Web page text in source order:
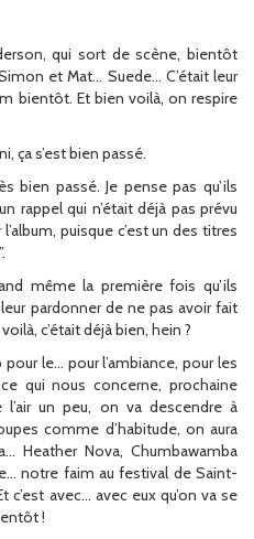
qui sort de scène, bientôt
et Mat… Suede… C’était leur
bientôt. Et bien voilà, on respire
ça s’est bien passé.
bien passé. Je pense pas qu’ils
rappel qui n’était déjà pas prévu
puisque c’est un des titres
même la première fois qu’ils
pardonner de ne pas avoir fait
c’était déjà bien, hein ?
pour le… pour l’ambiance, pour les
qui nous concerne, prochaine
un peu, on va descendre à
comme d’habitude, on aura
Heather Nova, Chumbawamba
notre faim au festival de Saint-
avec… avec eux qu’on va se
!